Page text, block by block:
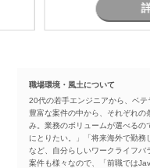
職場環境・風土について
20代の若手エンジニアから、ベテ
豊富な案件の中から、それぞれ
み。業務のボリュームが選べる
にとりたい。」「将来海外で勤務
など、自分らしいワークライフバ
案件も様々なので、「前職では